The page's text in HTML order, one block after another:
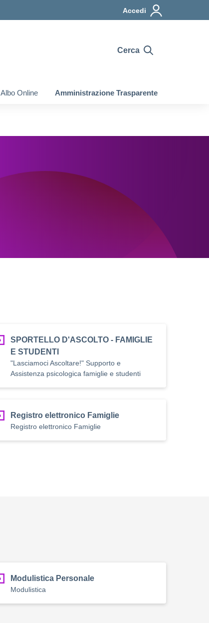
Accedi
Cerca
Albo Online Amministrazione Trasparente
SPORTELLO D'ASCOLTO - FAMIGLIE
E STUDENTI
"Lasciamoci Ascoltare!" Supporto e
Assistenza psicologica famiglie e studenti
Registro elettronico Famiglie
Registro elettronico Famiglie
Modulistica Personale
Modulistica